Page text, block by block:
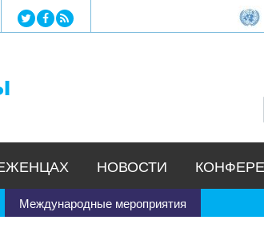
Jump to navigation
Международные мероприятия
НОВОСТИ